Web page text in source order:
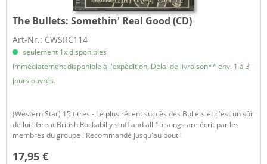
The Bullets: Somethin' Real Good (CD)
Art-Nr.: CWSRC114
seulement 1x disponibles
Immédiatement disponible à l'expédition, Délai de livraison** env. 1 à 3
jours ouvrés.
(Western Star) 15 titres - Le plus récent succès des Bullets et c'est un sûr
de lui ! Great British Rockabilly stuff and all 15 songs are écrit par les
membres du groupe ! Recommandé jusqu'au bout !
17,95 €